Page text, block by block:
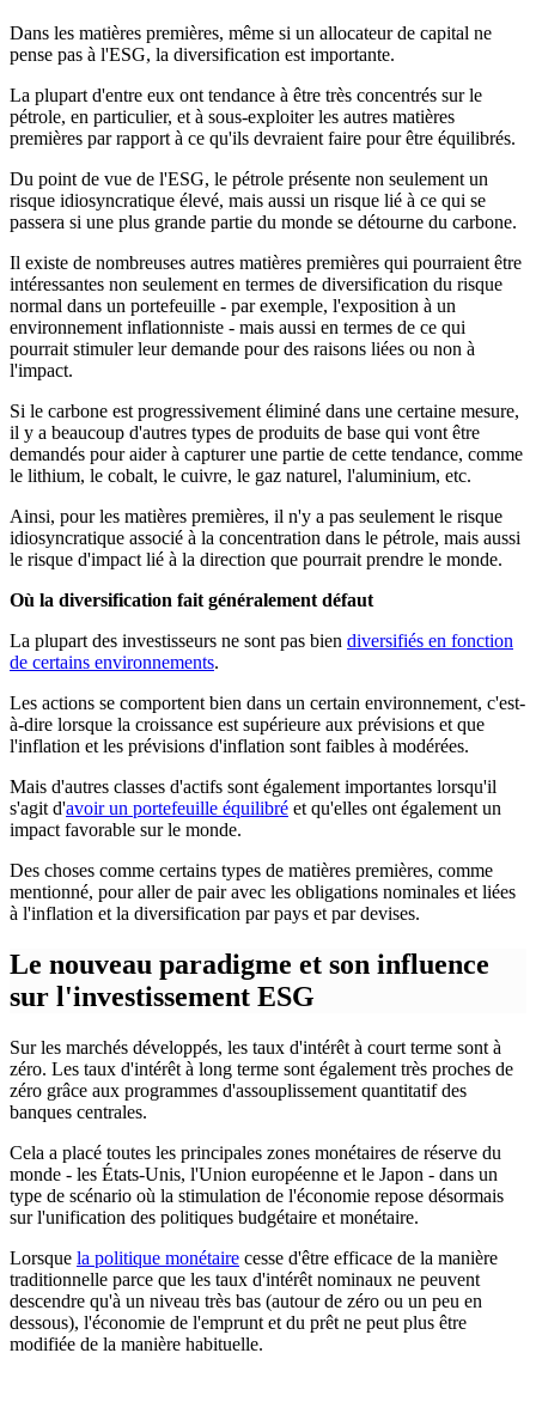
Dans les matières premières, même si un allocateur de capital ne
pense pas à l'ESG, la diversification est importante.
La plupart d'entre eux ont tendance à être très concentrés sur le
pétrole, en particulier, et à sous-exploiter les autres matières
premières par rapport à ce qu'ils devraient faire pour être équilibrés.
Du point de vue de l'ESG, le pétrole présente non seulement un
risque idiosyncratique élevé, mais aussi un risque lié à ce qui se
passera si une plus grande partie du monde se détourne du carbone.
Il existe de nombreuses autres matières premières qui pourraient être
intéressantes non seulement en termes de diversification du risque
normal dans un portefeuille - par exemple, l'exposition à un
environnement inflationniste - mais aussi en termes de ce qui
pourrait stimuler leur demande pour des raisons liées ou non à
l'impact.
Si le carbone est progressivement éliminé dans une certaine mesure,
il y a beaucoup d'autres types de produits de base qui vont être
demandés pour aider à capturer une partie de cette tendance, comme
le lithium, le cobalt, le cuivre, le gaz naturel, l'aluminium, etc.
Ainsi, pour les matières premières, il n'y a pas seulement le risque
idiosyncratique associé à la concentration dans le pétrole, mais aussi
le risque d'impact lié à la direction que pourrait prendre le monde.
Où la diversification fait généralement défaut
La plupart des investisseurs ne sont pas bien diversifiés en fonction
de certains environnements.
Les actions se comportent bien dans un certain environnement, c'est-
à-dire lorsque la croissance est supérieure aux prévisions et que
l'inflation et les prévisions d'inflation sont faibles à modérées.
Mais d'autres classes d'actifs sont également importantes lorsqu'il
s'agit d'avoir un portefeuille équilibré et qu'elles ont également un
impact favorable sur le monde.
Des choses comme certains types de matières premières, comme
mentionné, pour aller de pair avec les obligations nominales et liées
à l'inflation et la diversification par pays et par devises.
Le nouveau paradigme et son influence
sur l'investissement ESG
Sur les marchés développés, les taux d'intérêt à court terme sont à
zéro. Les taux d'intérêt à long terme sont également très proches de
zéro grâce aux programmes d'assouplissement quantitatif des
banques centrales.
Cela a placé toutes les principales zones monétaires de réserve du
monde - les États-Unis, l'Union européenne et le Japon - dans un
type de scénario où la stimulation de l'économie repose désormais
sur l'unification des politiques budgétaire et monétaire.
Lorsque la politique monétaire cesse d'être efficace de la manière
traditionnelle parce que les taux d'intérêt nominaux ne peuvent
descendre qu'à un niveau très bas (autour de zéro ou un peu en
dessous), l'économie de l'emprunt et du prêt ne peut plus être
modifiée de la manière habituelle.